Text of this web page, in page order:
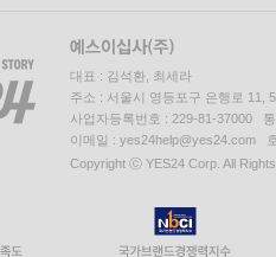
대표 : 김석환, 최세라
주소 : 서울시 영등포구 은행로 11,
사업자등록번호 : 229-81-37000
이메일 : yes24help@yes24.com
Copyright ⓒ YES24 Corp. All